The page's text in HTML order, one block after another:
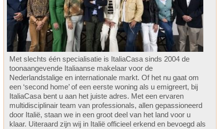
Met slechts één specialisatie is ItaliaCasa sinds 2004 de
toonaangevende Italiaanse makelaar voor de
Nederlandstalige en internationale markt. Of het nu gaat om
een ‘second home’ of een eerste woning als u emigreert, bij
ItaliaCasa bent u aan het juiste adres. Met een ervaren
multidisciplinair team van professionals, allen gepassioneerd
door Italië, staan we in een groot deel van het land voor u
klaar. Uiteraard zijn wij in Italië officieel erkend en bevoegd als